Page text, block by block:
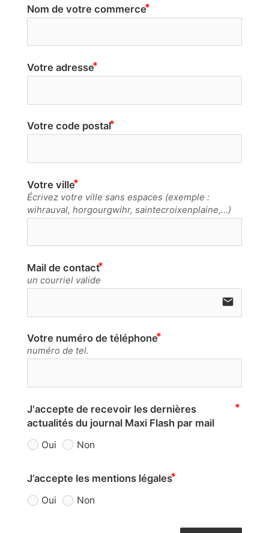
Nom de votre commerce
Votre adresse
Votre code postal
Votre ville
Écrivez votre ville sans espaces (exemple :
wihrauval, horgourgwihr, saintecroixenplaine,...)
Mail de contact
un courriel valide
email
Votre numéro de téléphone
numéro de tel.
J'accepte de recevoir les dernières
actualités du journal Maxi Flash par mail
Oui Non
J’accepte les mentions légales
Oui Non